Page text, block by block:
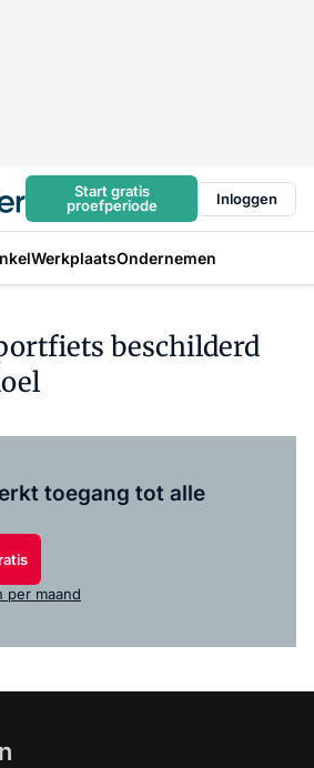
Start gratis
proefperiode
Inloggen
WerkplaatsOndernemen
beschilderd
toegang tot alle
per maand